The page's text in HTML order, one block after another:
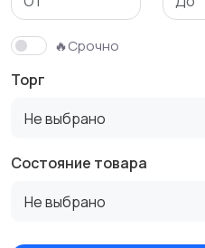
Футболки и поло
🔥Срочно
Торг
Не выбрано
Состояние товара
Не выбрано